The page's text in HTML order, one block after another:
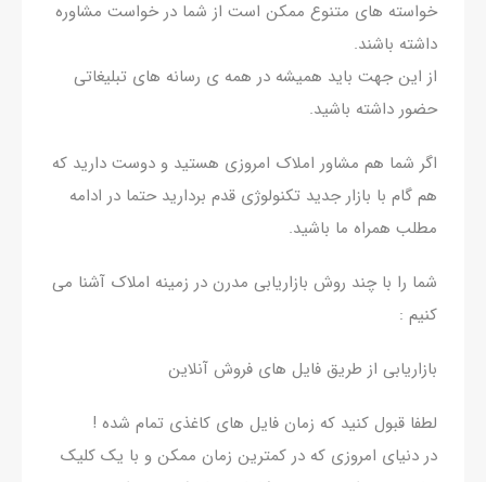
خواسته های متنوع ممکن است از شما در خواست مشاوره
داشته باشند.
از این جهت باید همیشه در همه ی رسانه های تبلیغاتی
حضور داشته باشید.
اگر شما هم مشاور املاک امروزی هستید و دوست دارید که
هم گام با بازار جدید تکنولوژی قدم بردارید حتما در ادامه
مطلب همراه ما باشید.
شما را با چند روش بازاریابی مدرن در زمینه املاک آشنا می
کنیم :
بازاریابی از طریق فایل های فروش آنلاین
لطفا قبول کنید که زمان فایل های کاغذی تمام شده !
در دنیای امروزی که در کمترین زمان ممکن و با یک کلیک